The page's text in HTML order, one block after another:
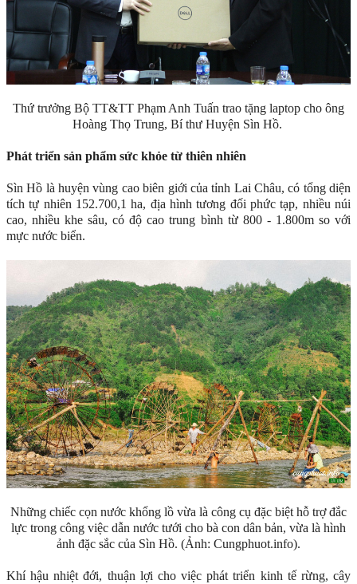
Thứ trưởng Bộ TT&TT Phạm Anh Tuấn trao tặng laptop cho ông
Hoàng Thọ Trung, Bí thư Huyện Sìn Hồ.
Phát triển sản phẩm sức khỏe từ thiên nhiên
Sìn Hồ là huyện vùng cao biên giới của tỉnh Lai Châu, có tổng diện
tích tự nhiên 152.700,1 ha, địa hình tương đối phức tạp, nhiều núi
cao, nhiều khe sâu, có độ cao trung bình từ 800 - 1.800m so với
mực nước biển.
Những chiếc cọn nước khổng lồ vừa là công cụ đặc biệt hỗ trợ đắc
lực trong công việc dẫn nước tưới cho bà con dân bản, vừa là hình
ảnh đặc sắc của Sìn Hồ. (Ảnh: Cungphuot.info).
Khí hậu nhiệt đới, thuận lợi cho việc phát triển kinh tế rừng, cây